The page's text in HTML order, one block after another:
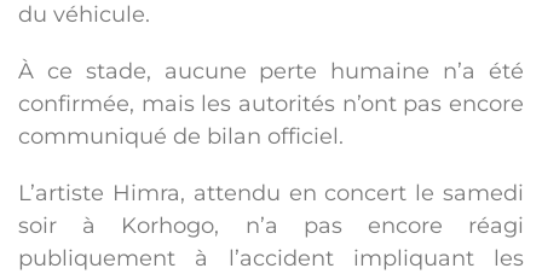
du véhicule.
À ce stade, aucune perte humaine n’a été
confirmée, mais les autorités n’ont pas encore
communiqué de bilan officiel.
L’artiste Himra, attendu en concert le samedi
soir à Korhogo, n’a pas encore réagi
publiquement à l’accident impliquant les